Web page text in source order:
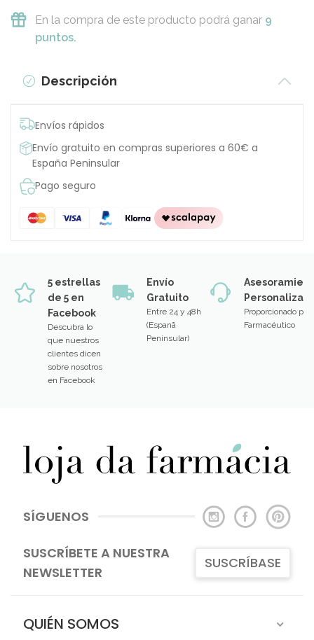
En la compra de este producto podrá ganar 9
puntos.
Descripción
Envíos rápidos
Envío gratuito en compras superiores a 60€ a
España Peninsular
Pago seguro
5 estrellas
de 5 en
Facebook
Descubra lo
que nuestros
clientes dicen
sobre nosotros
en Facebook
Envío
Gratuito
Entre 24 y 48h
(Espanã
Peninsular)
Proporcionado por
Farmacéutico
SÍGUENOS
SUSCRÍBETE A NUESTRA
NEWSLETTER
SUSCRÍBASE
QUIÉN SOMOS